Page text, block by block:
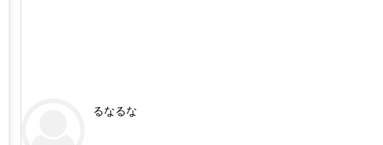
るなるな